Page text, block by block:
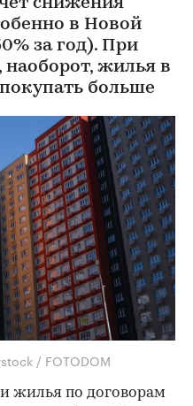
в Новой
за год). При
жилья в
больше
/ FOTODOM
жилья по договорам